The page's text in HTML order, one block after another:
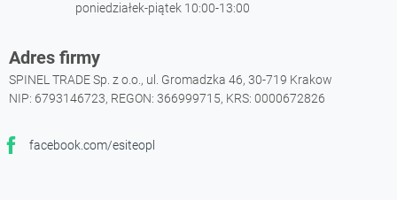
poniedziałek-piątek 10:00-13:00
Adres firmy
SPINEL TRADE Sp. z o.o., ul. Gromadzka 46, 30-719 Krakow
NIP: 6793146723, REGON: 366999715, KRS: 0000672826
facebook.com/esiteopl
Facebook